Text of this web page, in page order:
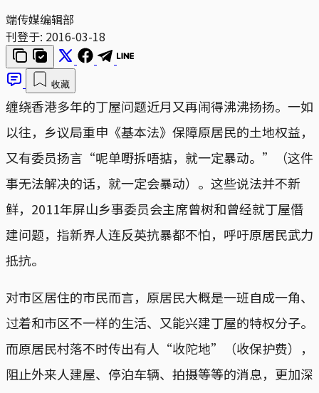
端传媒编辑部
刊登于: 2016-03-18
收藏
缠绕香港多年的丁屋问题近月又再闹得沸沸扬扬。一如
以往，乡议局重申《基本法》保障原居民的土地权益，
又有委员扬言“呢单嘢拆唔掂，就一定暴动。”（这件
事无法解决的话，就一定会暴动）。这些说法并不新
鲜，2011年屏山乡事委员会主席曾树和曾经就丁屋僭
建问题，指新界人连反英抗暴都不怕，呼吁原居民武力
抵抗。
对市区居住的市民而言，原居民大概是一班自成一角、
过着和市区不一样的生活、又能兴建丁屋的特权分子。
而原居民村落不时传出有人“收陀地”（收保护费），
阻止外来人建屋、停泊车辆、拍摄等等的消息，更加深